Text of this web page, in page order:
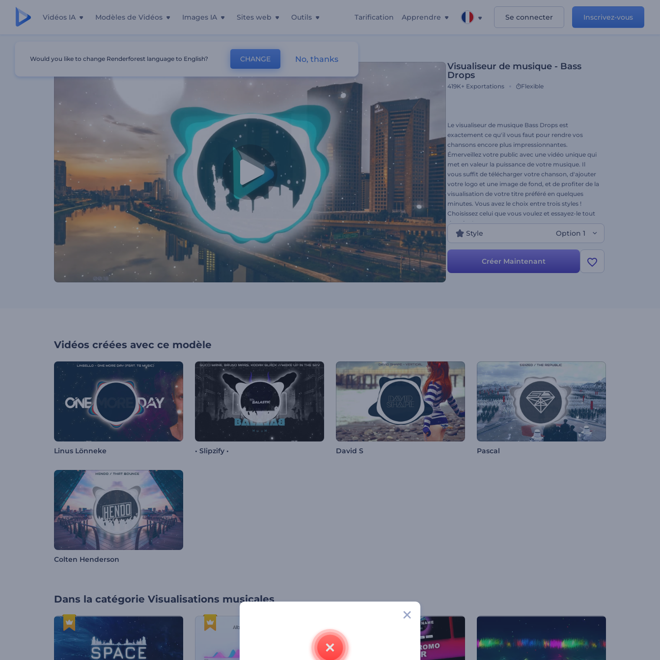
Vidéos IA Modèles de Vidéos Images IA Sites web Outils Tarification Apprendre Se connecter Inscrivez-vous
Visualiseur de musique - Bass
Drops
419K+ Exportations Flexible
Le visualiseur de musique Bass Drops est
exactement ce qu'il vous faut pour rendre vos
chansons encore plus impressionnantes.
Émerveillez votre public avec une vidéo unique qui
met en valeur la puissance de votre musique. Il
vous suffit de télécharger votre chanson, d'ajouter
votre logo et une image de fond, et de profiter de la
visualisation de votre titre préféré en quelques
minutes. Vous avez le choix entre trois styles !
Choisissez celui que vous voulez et essayez-le tout
de suite !
Style Option 1
Créer Maintenant
Vidéos créées avec ce modèle
Linus Lönneke • Slipzify • David S Pascal
Colten Henderson
Dans la catégorie Visualisations musicales
Would you like to change Renderforest language to English? CHANGE No, thanks